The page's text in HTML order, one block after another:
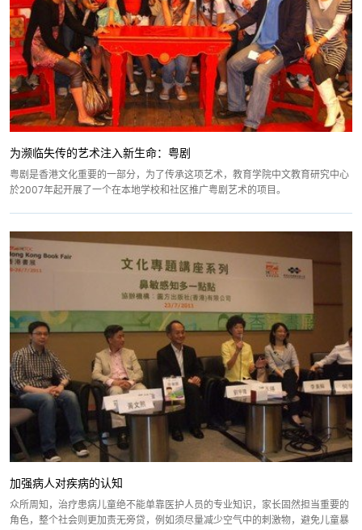
为濒临失传的艺术注入新生命：粤剧
粤剧是香港文化重要的一部分，为了传承这项艺术，教育学院中文教育研究中心
於2007年起开展了一个在本地学校和社区推广粤剧艺术的项目。
加强病人对疾病的认知
众所周知，治疗患病儿童绝不能单靠医护人员的专业知识，家长固然担当重要的
角色，整个社会则更加责无旁贷，例如须尽量减少空气中的刺激物，避免儿童暴